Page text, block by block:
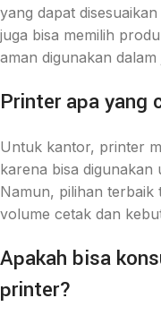
yang dapat
juga bisa memilih
aman digunakan
Printer apa yang
Untuk kantor, printer
karena bisa
Namun, pilihan terbaik
volume cetak dan
Apakah bisa
printer?